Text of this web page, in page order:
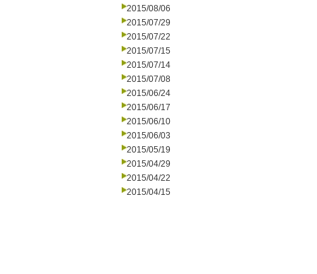
2015/08/06
2015/07/29
2015/07/22
2015/07/15
2015/07/14
2015/07/08
2015/06/24
2015/06/17
2015/06/10
2015/06/03
2015/05/19
2015/04/29
2015/04/22
2015/04/15